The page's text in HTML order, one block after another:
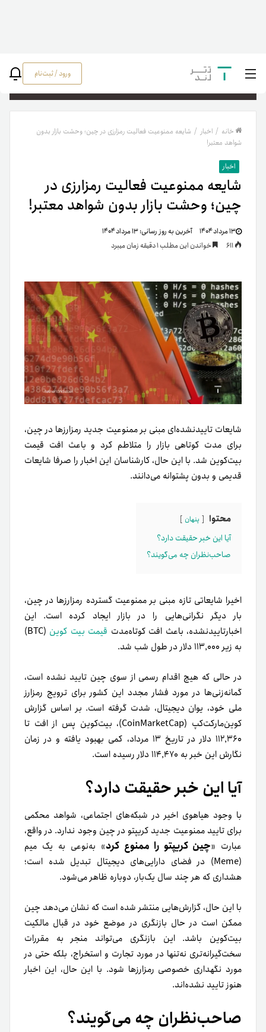
ورود / ثبت‌نام
خانه / اخبار / شایعه ممنوعیت فعالیت رمزارزی در چین؛ وحشت بازار بدون
شواهد معتبر!
اخبار
شایعه ممنوعیت فعالیت رمزارزی در
چین؛ وحشت بازار بدون شواهد معتبر!
۱۳ مرداد ۱۴۰۴ آخرین به روز رسانی:۱۳ مرداد ۱۴۰۴
خواندن این مطلب 1 دقیقه زمان میبرد
شایعات تاییدنشده‌ای مبنی بر ممنوعیت جدید رمزارزها در چین،
برای مدت کوتاهی بازار را متلاطم کرد و باعث افت قیمت
بیت‌کوین شد. با این حال، کارشناسان این اخبار را صرفا شایعات
قدیمی و بدون پشتوانه می‌دانند.
محتوا پنهان
آیا این خبر حقیقت دارد؟
صاحب‌نظران چه می‌گویند؟
اخیرا شایعاتی تازه مبنی بر ممنوعیت گسترده رمزارزها در چین،
بار دیگر نگرانی‌هایی را در بازار ایجاد کرده است. این
اخبارتاییدنشده، باعث افت کوتاه‌مدت قیمت بیت کوین
(BTC)
به زیر ۱۱۳٬۰۰۰ دلار در طول شب شد.
در حالی که هیچ اقدام رسمی از سوی چین تایید نشده است،
گمانه‌زنی‌ها در مورد فشار مجدد این کشور برای ترویج رمزارز
ملی خود، یوان دیجیتال، شدت گرفته است. بر اساس گزارش
کوین‌مارکت‌کپ (CoinMarketCap)، بیت‌کوین پس از افت تا
۱۱۲٬۳۶۰ دلار در تاریخ ۱۳ مرداد، کمی بهبود یافته و در زمان
نگارش این خبر به ۱۱۴٬۴۷۰ دلار رسیده است.
آیا این خبر حقیقت دارد؟
با وجود هیاهوی اخیر در شبکه‌های اجتماعی، شواهد محکمی
برای تایید ممنوعیت جدید کریپتو در چین وجود ندارد. در واقع،
عبارت «چین کریپتو را ممنوع کرد» به‌نوعی به یک میم
(Meme) در فضای دارایی‌های دیجیتال تبدیل شده است؛
هشداری که هر چند سال یک‌بار، دوباره ظاهر می‌شود.
با این حال، گزارش‌هایی منتشر شده است که نشان می‌دهد چین
ممکن است در حال بازنگری در موضع خود در قبال مالکیت
بیت‌کوین باشد. این بازنگری می‌تواند منجر به مقررات
سخت‌گیرانه‌تری نه‌تنها در مورد تجارت و استخراج، بلکه حتی در
مورد نگهداری خصوصی رمزارزها شود. با این حال، این اخبار
هنوز تایید نشده‌اند.
صاحب‌نظران چه می‌گویند؟